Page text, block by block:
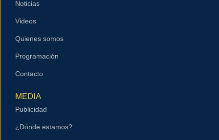
Noticias
Videos
Quienes somos
Programación
Contacto
MEDIA
Publicidad
¿Dónde estamos?